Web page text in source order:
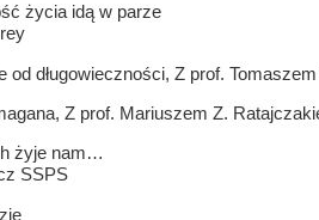
życia idą w parze
od długowieczności, Z prof.
Z prof. Mariuszem Z.
żyje nam…
SSPS